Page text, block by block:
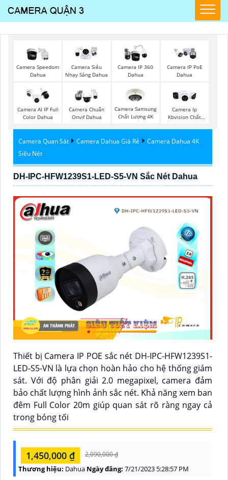
Camera Speedom
Dahua
Camera Siêu
Nhạy Sáng Dahua
Camera IP 360
Dahua
Camera IP PoE
Dahua
Camera AI IP Full
Color Dahua
Camera Chuẩn
Onvif Dahua
Camera Samsung
Chất Lượng 4K
Camera Ip
Kbvision Chất
Camera Quan Sát Camera Dahua Giá Rẻ
Camera Dahua 4K
Siêu Nét
DH-IPC-HFW1239S1-LED-S5-VN Sắc Nét Dahua
Thiết bị Camera IP POE sắc nét DH-IPC-HFW1239S1-
LED-S5-VN là lựa chọn hoàn hảo cho hệ thống giám
sát. Với độ phân giải 2.0 megapixel, camera đảm
bảo chất lượng hình ảnh sắc nét. Khả năng xem ban
đêm Full Color 20m giúp quan sát rõ ràng ngay cả
trong bóng tối
1,450,000 ₫ 2,090,000 ₫
Thương hiệu: Dahua Ngày đăng: 7/21/2023 5:28:57 PM